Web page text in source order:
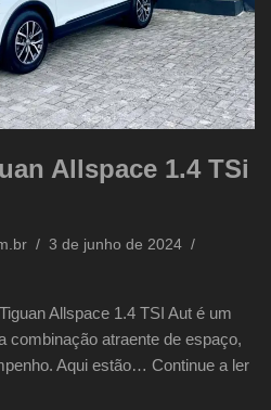
Allspace 1.4 TSi
3 de junho de 2024
Allspace 1.4 TSI Aut é um
combinação atraente de espaço,
Aqui estão… Continue a ler